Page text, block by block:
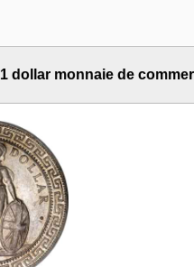
1 dollar monnaie de